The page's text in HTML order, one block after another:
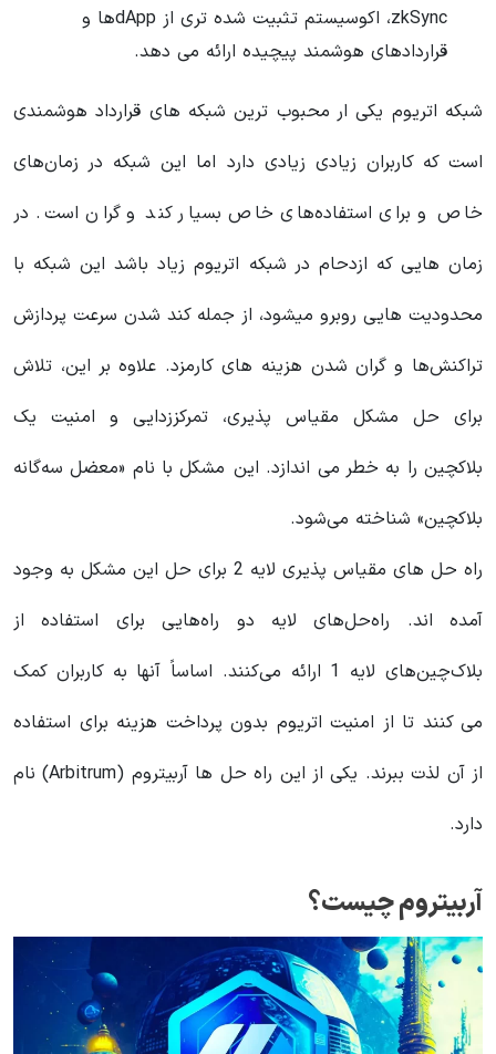
zkSync، اکوسیستم تثبیت شده تری از dAppها و
قراردادهای هوشمند پیچیده ارائه می دهد.
شبکه اتریوم یکی ار محبوب ترین شبکه های قرارداد هوشمندی
است که کاربران زیادی زیادی دارد اما این شبکه در زمان‌های
خاص و برای استفاده‌های خاص بسیار کند و گران است. در
زمان هایی که ازدحام در شبکه اتریوم زیاد باشد این شبکه با
محدودیت هایی روبرو میشود، از جمله کند شدن سرعت پردازش
تراکنش‌ها و گران شدن هزینه های کارمزد. علاوه بر این، تلاش
برای حل مشکل مقیاس پذیری، تمرکززدایی و امنیت یک
بلاکچین را به خطر می اندازد. این مشکل با نام «معضل سه‌گانه
بلاکچین» شناخته می‌شود.
راه حل های مقیاس پذیری لایه 2 برای حل این مشکل به وجود
آمده اند. راه‌حل‌های لایه دو راه‌هایی برای استفاده از
بلاک‌چین‌های لایه 1 ارائه می‌کنند. اساساً آنها به کاربران کمک
می کنند تا از امنیت اتریوم بدون پرداخت هزینه برای استفاده
از آن لذت ببرند. یکی از این راه حل ها آربیتروم (Arbitrum) نام
دارد.
آربیتروم چیست؟